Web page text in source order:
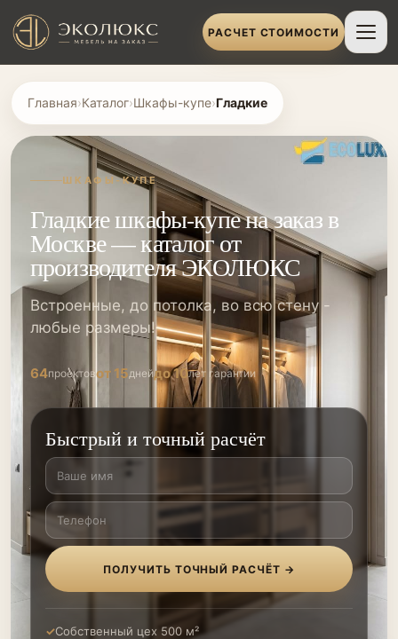
РАСЧЕТ СТОИМОСТИ
Главная›Каталог›Шкафы-купе›Гладкие
ШКАФЫ-КУПЕ
Гладкие шкафы-купе на заказ в
Москве — каталог от
производителя ЭКОЛЮКС
Встроенные, до потолка, во всю стену -
любые размеры!
64проектовот 15днейдо 10лет гарантии
Быстрый и точный расчёт
ПОЛУЧИТЬ ТОЧНЫЙ РАСЧЁТ →
Собственный цех 500 м²